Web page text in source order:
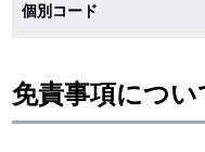
For
個別コード
免責事項につい